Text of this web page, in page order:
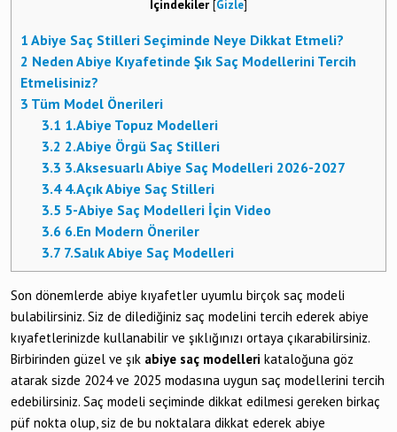
İçindekiler [Gizle]
1 Abiye Saç Stilleri Seçiminde Neye Dikkat Etmeli?
2 Neden Abiye Kıyafetinde Şık Saç Modellerini Tercih
Etmelisiniz?
3 Tüm Model Önerileri
3.1 1.Abiye Topuz Modelleri
3.2 2.Abiye Örgü Saç Stilleri
3.3 3.Aksesuarlı Abiye Saç Modelleri 2026-2027
3.44.Açık Abiye Saç Stilleri
3.5 5-Abiye Saç Modelleri İçin Video
3.6 6.En Modern Öneriler
3.7 7.Salık Abiye Saç Modelleri
Son dönemlerde abiye kıyafetler uyumlu birçok saç modeli
bulabilirsiniz. Siz de dilediğiniz saç modelini tercih ederek abiye
kıyafetlerinizde kullanabilir ve şıklığınızı ortaya çıkarabilirsiniz.
Birbirinden güzel ve şık abiye saç modelleri kataloğuna göz
atarak sizde 2024 ve 2025 modasına uygun saç modellerini tercih
edebilirsiniz. Saç modeli seçiminde dikkat edilmesi gereken birkaç
püf nokta olup, siz de bu noktalara dikkat ederek abiye